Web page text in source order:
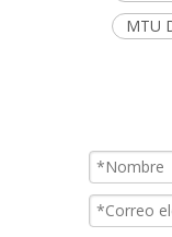
MTU